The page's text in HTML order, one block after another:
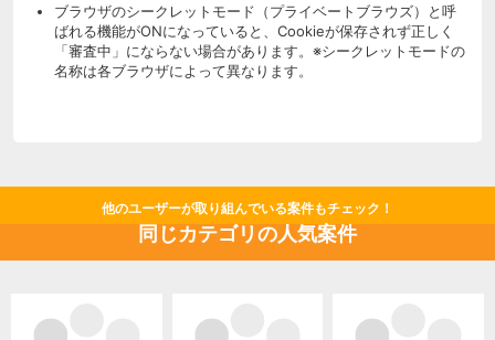
ブラウザのシークレットモード（プライベートブラウズ）と呼
ばれる機能がONになっていると、Cookieが保存されず正しく
「審査中」にならない場合があります。※シークレットモードの
名称は各ブラウザによって異なります。
他のユーザーが取り組んでいる案件もチェック！
同じカテゴリの人気案件